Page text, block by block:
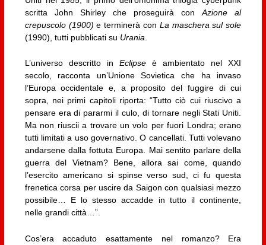
scritta John Shirley che proseguirà conAzione al
crepuscolo (1900) e terminerà con La maschera sul sole
(1990), tutti pubblicati su Urania
L’universo descritto in Eclipseè ambientato nel XXI
secolo, racconta un’Unione Sovietica che ha invaso
l’Europa occidentale e, a proposito del fuggire di cui
sopra, nei primi capitoli riporta: “Tutto ciò cui riuscivo a
pensare era di pararmi il culo, di tornare negli Stati Uniti.
Ma non riuscii a trovare un volo per fuori Londra; erano
tutti limitati a uso governativo. O cancellati. Tutti volevano
andarsene dalla fottuta Europa. Mai sentito parlare della
guerra del Vietnam? Bene, allora sai come, quando
l’esercito americano si spinse verso sud, ci fu questa
frenetica corsa per uscire da Saigon con qualsiasi mezzo
possibile… E lo stesso accadde in tutto il continente,
nelle grandi città…”.
Cos’era accaduto esattamente nel romanzo? Era